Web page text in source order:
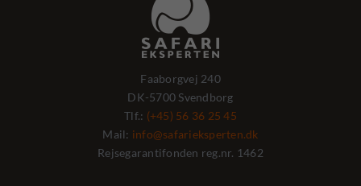
Faaborgvej 240
DK-5700 Svendborg
Tlf.: (+45) 56 36 25 45
Mail: info@safarieksperten.dk
Rejsegarantifonden reg.nr. 1462